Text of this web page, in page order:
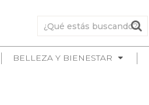
BELLEZA Y BIENESTAR